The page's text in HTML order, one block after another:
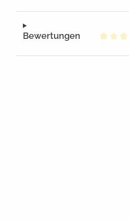
Bewertungen